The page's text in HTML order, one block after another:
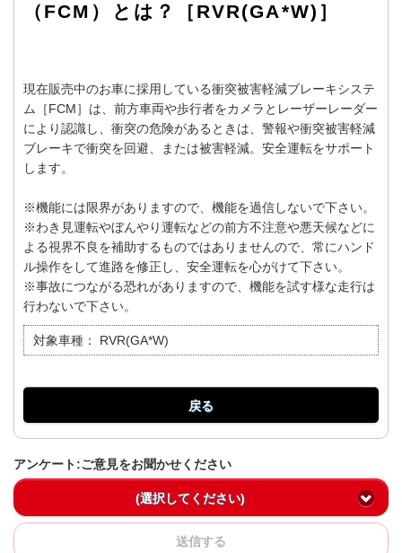
（FCM）とは？［RVR(GA*W)］
現在販売中のお車に採用している衝突被害軽減ブレーキシステ
ム［FCM］は、前方車両や歩行者をカメラとレーザーレーダー
により認識し、衝突の危険があるときは、警報や衝突被害軽減
ブレーキで衝突を回避、または被害軽減。安全運転をサポート
します。
※機能には限界がありますので、機能を過信しないで下さい。
※わき見運転やぼんやり運転などの前方不注意や悪天候などに
よる視界不良を補助するものではありませんので、常にハンド
ル操作をして進路を修正し、安全運転を心がけて下さい。
※事故につながる恐れがありますので、機能を試す様な走行は
行わないで下さい。
対象車種： RVR(GA*W)
戻る
アンケート:ご意見をお聞かせください
(選択してください)
送信する